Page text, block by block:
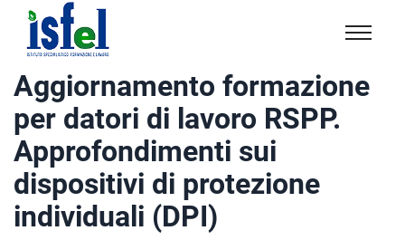
Isfel
Istituto
specialistico
formazione
e
lavoro
Aggiornamento formazione
per datori di lavoro RSPP.
Approfondimenti sui
dispositivi di protezione
individuali (DPI)